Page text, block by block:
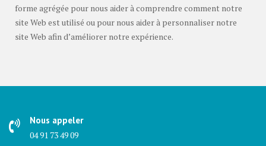
forme agrégée pour nous aider à comprendre comment notre
site Web est utilisé ou pour nous aider à personnaliser notre
site Web afin d’améliorer notre expérience.
Nous appeler
04 91 73 49 09